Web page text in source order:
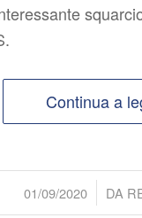
Continua a
01/09/2020
/ DA